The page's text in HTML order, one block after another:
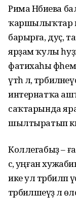
Рима Нәбиева
ҡаршылыҡтар
барырға, дуҫ,
ярҙам ҡулы
фатихаһы
үтһә лә,
интернатҡа
саҡтарында
шылтыратып
Коллегабыҙ –
әсә, уңған
ике ул
тәр­биәләшеүҙә